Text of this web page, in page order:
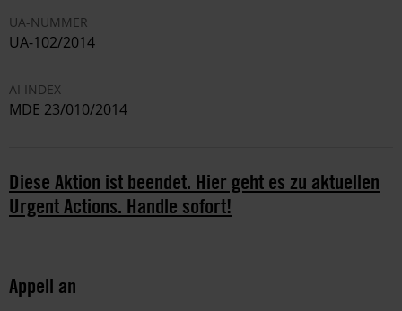
UA-NUMMER
UA-102/2014
AI INDEX
MDE 23/010/2014
Diese Aktion ist beendet. Hier geht es zu aktuellen
Urgent Actions. Handle sofort!
Appell an